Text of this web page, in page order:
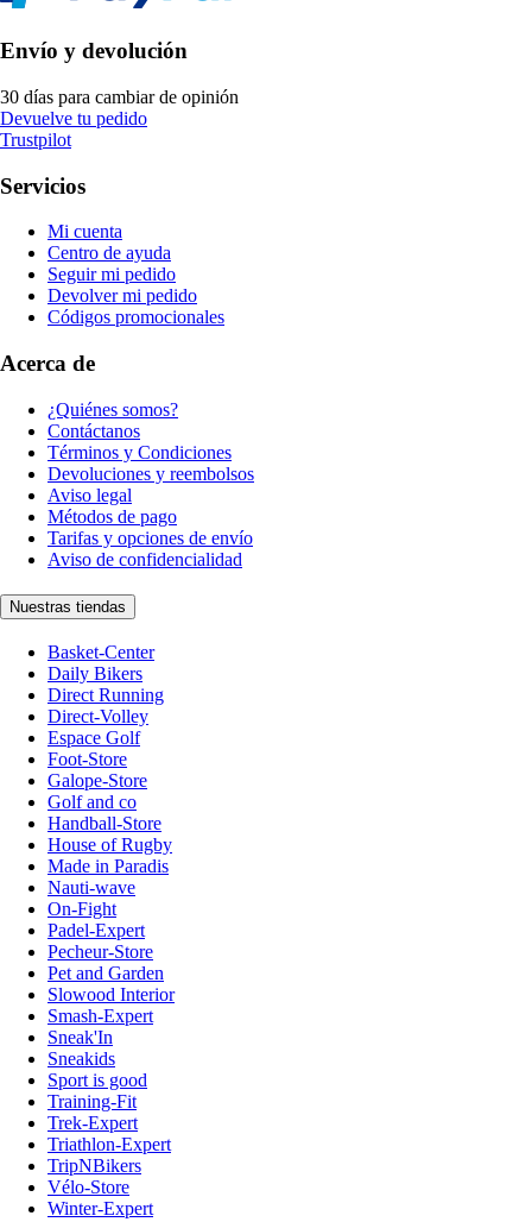
Envío y devolución
30 días para cambiar de opinión
Devuelve tu pedido
Trustpilot
Servicios
Mi cuenta
Centro de ayuda
Seguir mi pedido
Devolver mi pedido
Códigos promocionales
Acerca de
¿Quiénes somos?
Contáctanos
Términos y Condiciones
Devoluciones y reembolsos
Aviso legal
Métodos de pago
Tarifas y opciones de envío
Aviso de confidencialidad
Nuestras tiendas
Basket-Center
Daily Bikers
Direct Running
Direct-Volley
Espace Golf
Foot-Store
Galope-Store
Golf and co
Handball-Store
House of Rugby
Made in Paradis
Nauti-wave
On-Fight
Padel-Expert
Pecheur-Store
Pet and Garden
Slowood Interior
Smash-Expert
Sneak'In
Sneakids
Sport is good
Training-Fit
Trek-Expert
Triathlon-Expert
TripNBikers
Vélo-Store
Winter-Expert